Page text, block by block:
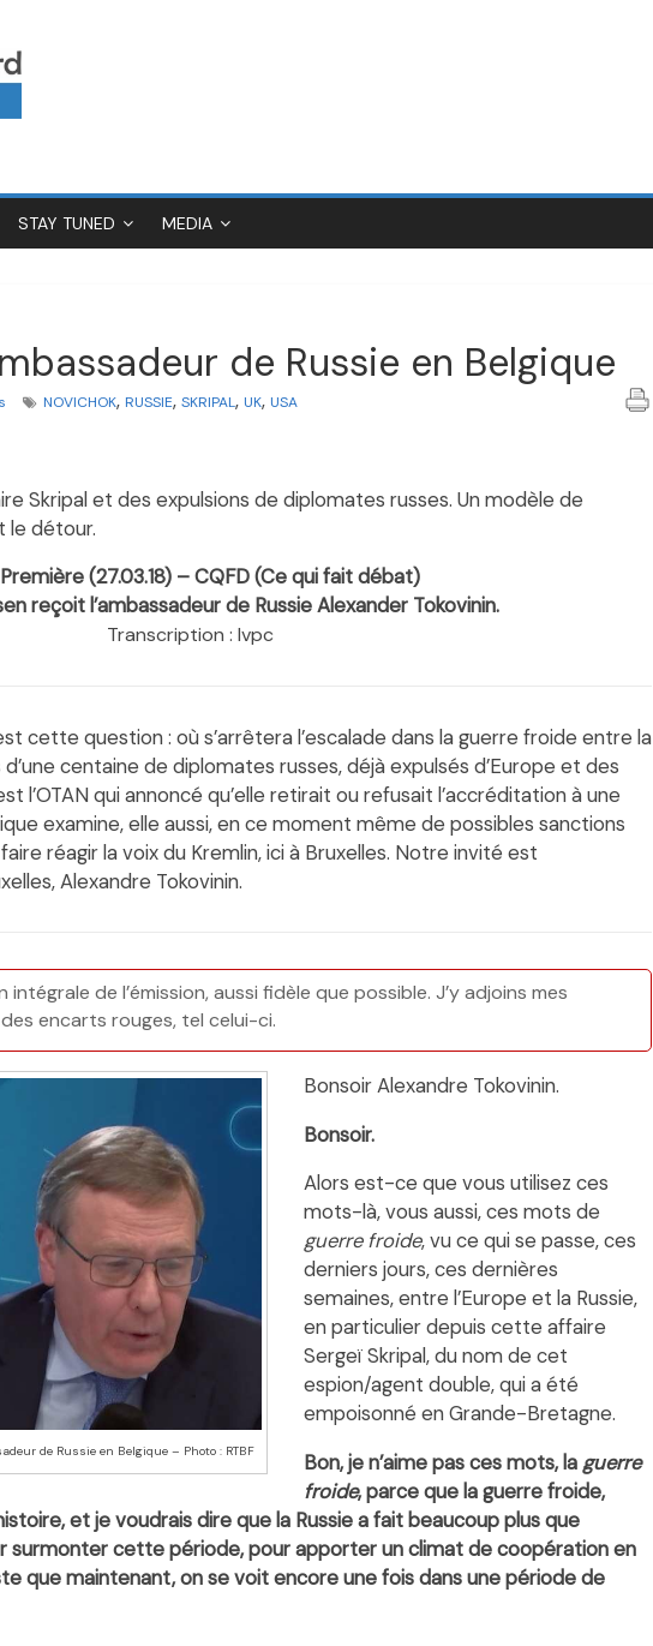
STAY TUNED MEDIA
de Russie en Belgique
NOVICHOK, RUSSIE, SKRIPAL, UK, USA
Skripal et des expulsions de diplomates russes. Un modèle de
le détour.
(27.03.18) – CQFD (Ce qui fait débat)
reçoit l’ambassadeur de Russie Alexander Tokovinin.
Transcription : lvpc
cette question : où s’arrêtera l’escalade dans la guerre froide entre la
centaine de diplomates russes, déjà expulsés d’Europe et des
l’OTAN qui annoncé qu’elle retirait ou refusait l’accréditation à une
examine, elle aussi, en ce moment même de possibles sanctions
réagir la voix du Kremlin, ici à Bruxelles. Notre invité est
Alexandre Tokovinin.
de l’émission, aussi fidèle que possible. J’y adjoins mes
encarts rouges, tel celui-ci.
de Russie en Belgique – Photo : RTBF
Bonsoir Alexandre Tokovinin.
Bonsoir.
Alors est-ce que vous utilisez ces
mots-là, vous aussi, ces mots de
guerre froide, vu ce qui se passe, ces
derniers jours, ces dernières
semaines, entre l’Europe et la Russie,
en particulier depuis cette affaire
Sergeï Skripal, du nom de cet
espion/agent double, qui a été
empoisonné en Grande-Bretagne.
Bon, je n’aime pas ces mots, la guerre
froide, parce que la guerre froide,
et je voudrais dire que la Russie a fait beaucoup plus que
surmonter cette période, pour apporter un climat de coopération en
que maintenant, on se voit encore une fois dans une période de